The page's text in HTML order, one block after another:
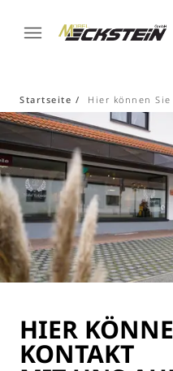
Startseite Hier können
HIER
KONTAKT